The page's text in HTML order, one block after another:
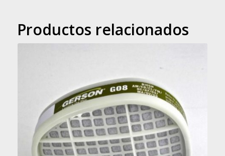
Productos relacionados